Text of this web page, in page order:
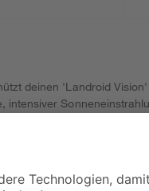
deinen 'Landroid
intensiver
Dadurch wird die
Die Garage
Montage
ein und bietet